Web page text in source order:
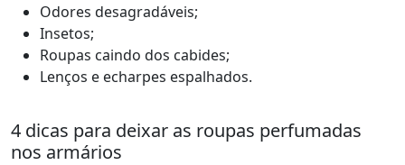
Odores desagradáveis;
Insetos;
Roupas caindo dos cabides;
Lenços e echarpes espalhados.
4 dicas para deixar as roupas perfumadas
nos armários